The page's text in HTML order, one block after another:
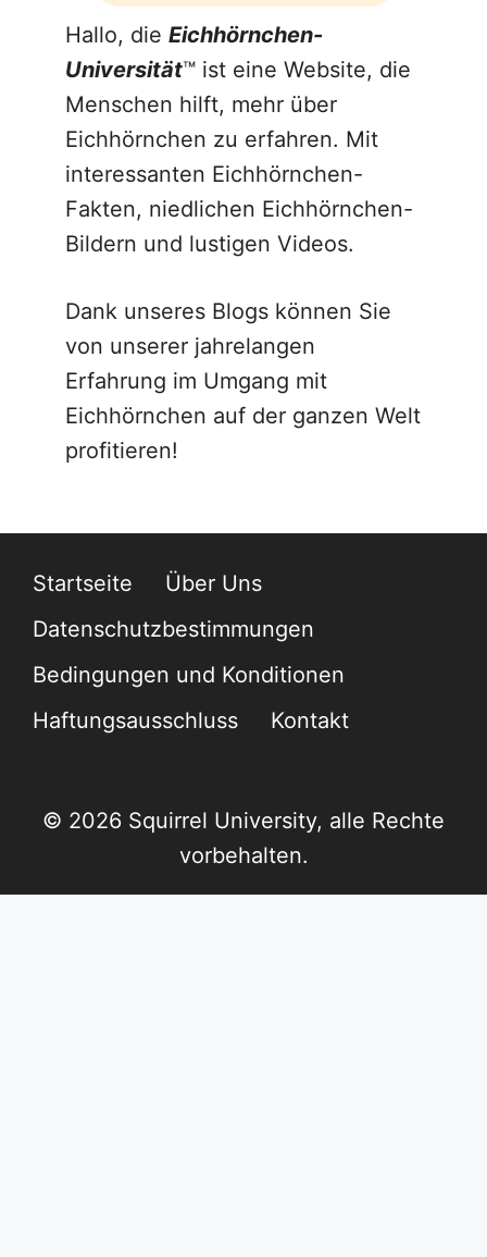
Hallo, die Eichhörnchen-
Universität™ ist eine Website, die
Menschen hilft, mehr über
Eichhörnchen zu erfahren. Mit
interessanten Eichhörnchen-
Fakten, niedlichen Eichhörnchen-
Bildern und lustigen Videos.
Dank unseres Blogs können Sie
von unserer jahrelangen
Erfahrung im Umgang mit
Eichhörnchen auf der ganzen Welt
profitieren!
Startseite
Über Uns
Datenschutzbestimmungen
Bedingungen und Konditionen
Haftungsausschluss
Kontakt
© 2026 Squirrel University, alle Rechte
vorbehalten.